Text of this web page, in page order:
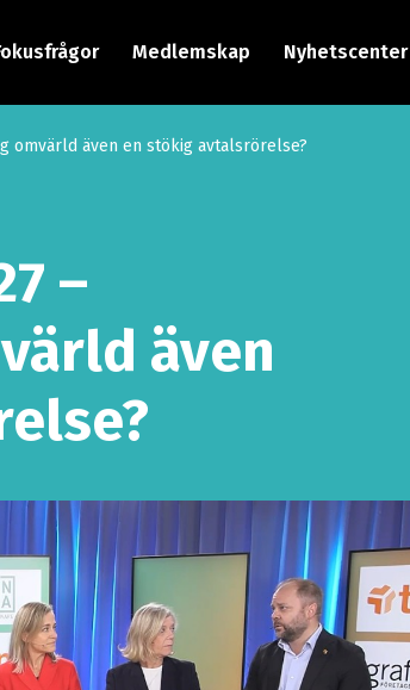
Medlemskap Nyhetscenter
omvärld även en stökig avtalsrörelse?
–
även